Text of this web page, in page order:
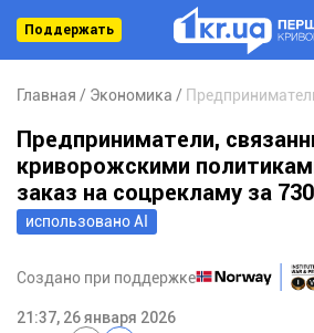
Поддержать
Главная Экономика
использовано АІ
Предприниматели,
криворожскими
заказ на соцрекламу за
Создано при поддержке
21:37, 26 января 2026